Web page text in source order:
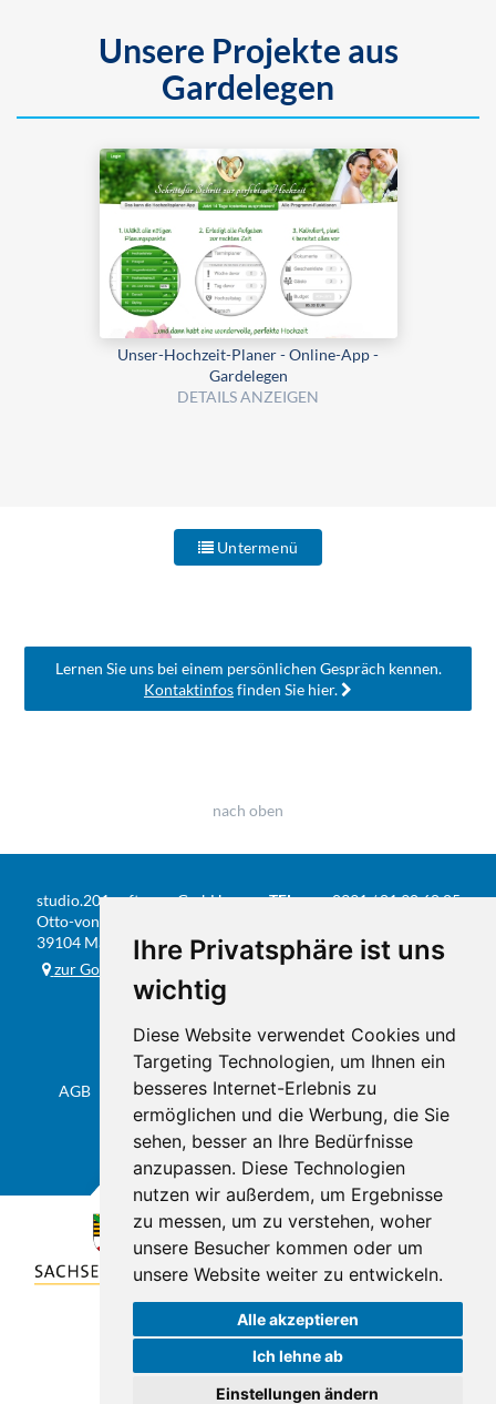
Ihre Privatsphäre ist uns
wichtig
Diese Website verwendet Cookies und
Targeting Technologien, um Ihnen ein
besseres Internet-Erlebnis zu
ermöglichen und die Werbung, die Sie
sehen, besser an Ihre Bedürfnisse
anzupassen. Diese Technologien
nutzen wir außerdem, um Ergebnisse
zu messen, um zu verstehen, woher
unsere Besucher kommen oder um
unsere Website weiter zu entwickeln.
Alle akzeptieren
Ich lehne ab
Einstellungen ändern
Unsere Projekte aus
Gardelegen
Unser-Hochzeit-Planer - Online-App -
Gardelegen
DETAILS ANZEIGEN
Untermenü
Lernen Sie uns bei einem persönlichen Gespräch kennen.
Kontaktinfosfinden Sie hier.
nach oben
studio.201 software GmbH
Otto-von-Guericke-Str. 104
39104 Magdeburg
zur Google-Karte
TEL
0391 / 81 90 68 05
E-MAIL info@studio201.de
AGB Datenschutz & Impressum Sitemap